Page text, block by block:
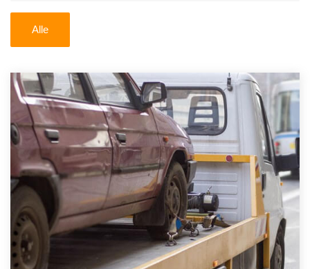
U kunt er ook voor kiezen om direct uw sloopauto te
verkopen en op te laten halen door de Sloopauto
Ophaaldienst van Autosloperijen.nl. Wij kunnen uw
auto gratis ophalen in Vredenheim. Neem
telefonisch contact op of maak een terugbelafspraak.
Wilt u direct een tweedehands auto onderdelen
offerte aanvragen? Dat kan via de Onderdelenlijn! Vul
uw kenteken in en druk op verzenden.
Wij kunnen u helpen met de inkoop van auto's van
eigenlijk alle merken, zoals Alfa Romeo, Audi, BMW,
Alle